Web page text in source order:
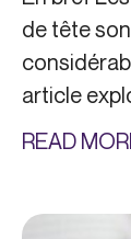
de tête
article
READ